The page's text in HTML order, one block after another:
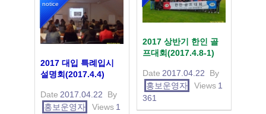
2017 상반기 한인 골
프대회(2017.4.8-1)
Date 2017.04.22
By
홍보운영자
Views 1
361
notice
2017 대입 특례입시
설명회(2017.4.4)
Date 2017.04.22
By
홍보운영자
Views 1